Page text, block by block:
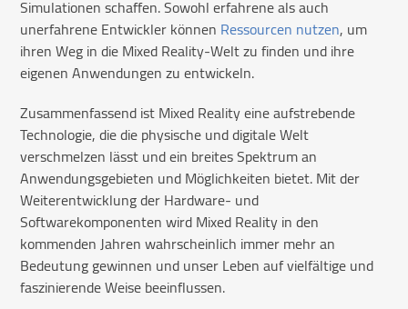
Simulationen schaffen. Sowohl erfahrene als auch
unerfahrene Entwickler können Ressourcen nutzen, um
ihren Weg in die Mixed Reality-Welt zu finden und ihre
eigenen Anwendungen zu entwickeln.
Zusammenfassend ist Mixed Reality eine aufstrebende
Technologie, die die physische und digitale Welt
verschmelzen lässt und ein breites Spektrum an
Anwendungsgebieten und Möglichkeiten bietet. Mit der
Weiterentwicklung der Hardware- und
Softwarekomponenten wird Mixed Reality in den
kommenden Jahren wahrscheinlich immer mehr an
Bedeutung gewinnen und unser Leben auf vielfältige und
faszinierende Weise beeinflussen.